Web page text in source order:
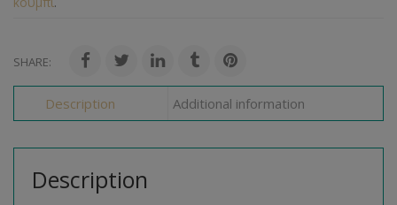
SHARE:
Description Additional information
Description